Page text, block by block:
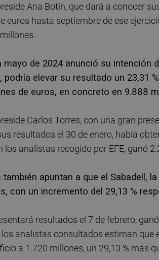
Ana Botín, que dará a conocer
euros hasta septiembre de ese
mayo de 2024 anunció su
podría elevar su resultado un 23,31
de euros, en concreto en 9.888
Carlos Torres, con una gran
resultados el 30 de enero, había
los analistas recogido por EFE, ganó
apuntan a que el Sabadell,
con un incremento del 29,13 %
resultados el 7 de febrero,
los analistas consultados estiman
a 1.720 millones, un 29,13 % más